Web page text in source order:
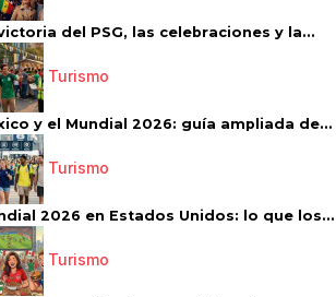
del PSG, las celebraciones y la...
Turismo
y el Mundial 2026: guía ampliada de...
Turismo
2026 en Estados Unidos: lo que los...
Turismo